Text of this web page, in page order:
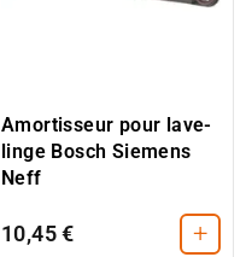
Amortisseur pour lave-
linge Bosch Siemens
Neff
10,45 € +